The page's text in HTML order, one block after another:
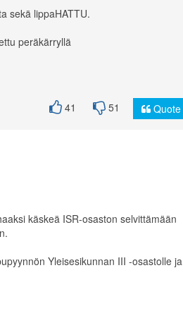
sekä lippaHATTU.
peräkärryllä
41 51 Quote
käskeä ISR-osaston selvittämään
Yleisesikunnan III -osastolle ja